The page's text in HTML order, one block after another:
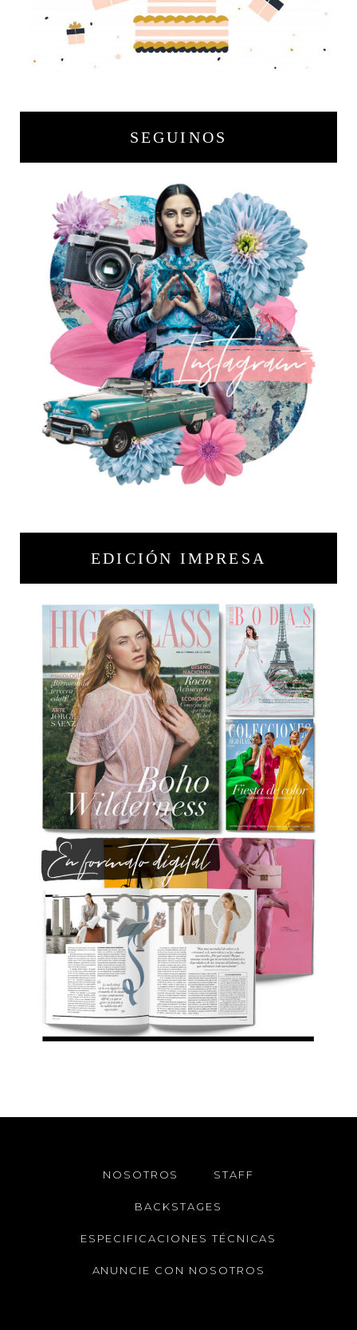
SEGUINOS
EDICIÓN IMPRESA
NOSOTROS STAFF
BACKSTAGES
ESPECIFICACIONES TÉCNICAS
ANUNCIE CON NOSOTROS